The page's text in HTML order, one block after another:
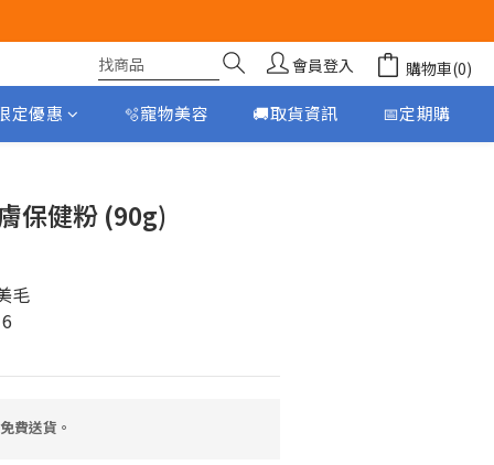
會員登入 購物車(0)
定優惠 🫧寵物美容 🚚取貨資訊 📅定期購
保健粉 (90g)
毛
費送貨。